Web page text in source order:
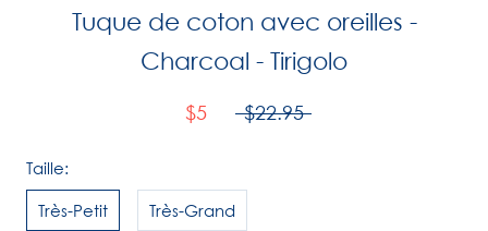
Tuque de coton avec oreilles -
Charcoal - Tirigolo
$5 $22.95
Taille:
Très-Petit Très-Grand